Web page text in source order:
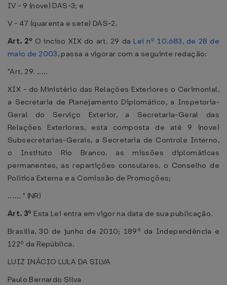
IV - 9 (nove) DAS-3; e
V - 47 (quarenta e sete) DAS-2.
Art. 2º O inciso XIX do art. 29 da Lei nº 10.683, de 28 de
maio de 2003, passa a vigorar com a seguinte redação:
"Art. 29. .....
XIX - do Ministério das Relações Exteriores o Cerimonial,
a Secretaria de Planejamento Diplomático, a Inspetoria-
Geral do Serviço Exterior, a Secretaria-Geral das
Relações Exteriores, esta composta de até 9 (nove)
Subsecretarias-Gerais, a Secretaria de Controle Interno,
o Instituto Rio Branco, as missões diplomáticas
permanentes, as repartições consulares, o Conselho de
Política Externa e a Comissão de Promoções;
...... " (NR)
Art. 3º Esta Lei entra em vigor na data de sua publicação.
Brasília, 30 de junho de 2010; 189º da Independência e
122º da República.
LUIZ INÁCIO LULA DA SILVA
Paulo Bernardo Silva